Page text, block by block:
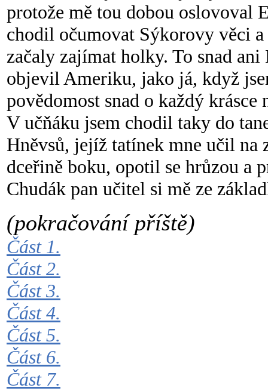
protože mě tou dobou oslovoval
chodil očumovat Sýkorovy věci
začaly zajímat holky. To snad
objevil Ameriku, jako já, když
povědomost snad o každý krásce
V učňáku jsem chodil taky do
Hněvsů, jejíž tatínek mne učil
dceřině boku, opotil se hrůzou a
Chudák pan učitel si mě ze
(pokračování příště)
Část 1.
Část 2.
Část 3.
Část 4.
Část 5.
Část 6.
Část 7.